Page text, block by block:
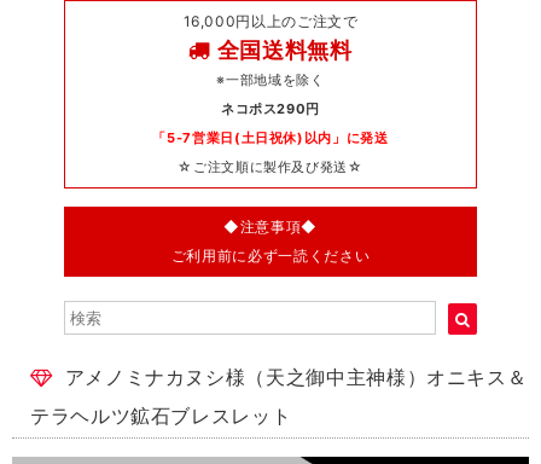
16,000円以上のご注文で
全国送料無料
※一部地域を除く
ネコポス290円
「5-7営業日(土日祝休)以内」に発送
☆ご注文順に製作及び発送☆
◆注意事項◆
ご利用前に必ず一読ください
アメノミナカヌシ様（天之御中主神様）オニキス＆
テラヘルツ鉱石ブレスレット